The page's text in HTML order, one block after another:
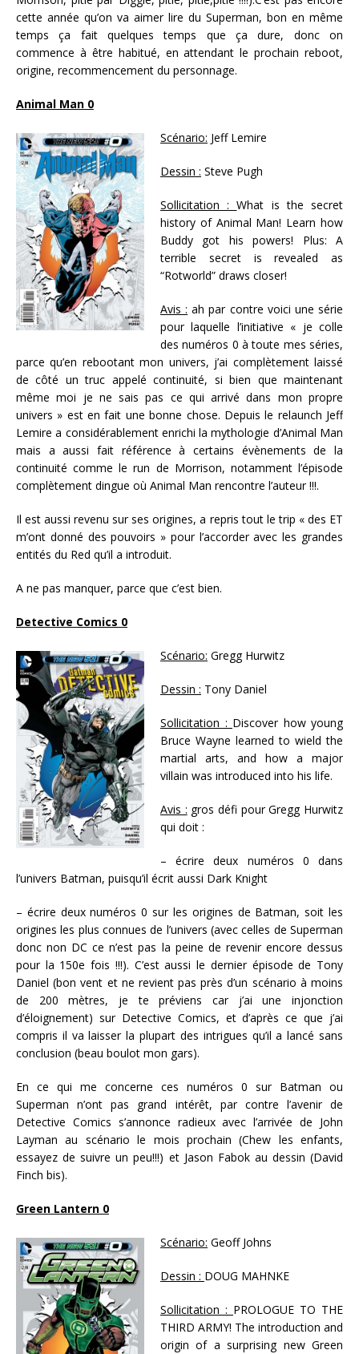
cette année qu’on va aimer lire du Superman, bon en même
temps ça fait quelques temps que ça dure, donc on
commence à être habitué, en attendant le prochain reboot,
origine, recommencement du personnage.
Animal Man 0
Scénario: Jeff Lemire
Dessin : Steve Pugh
Sollicitation :What is the secret
history of Animal Man! Learn how
Buddy got his powers! Plus: A
terrible secret is revealed as
“Rotworld” draws closer!
Avis : ah par contre voici une série
pour laquelle l’initiative « je colle
des numéros 0 à toute mes séries,
parce qu’en rebootant mon univers, j’ai complètement laissé
de côté un truc appelé continuité, si bien que maintenant
même moi je ne sais pas ce qui arrivé dans mon propre
univers » est en fait une bonne chose. Depuis le relaunch Jeff
Lemire a considérablement enrichi la mythologie d’Animal Man
mais a aussi fait référence à certains évènements de la
continuité comme le run de Morrison, notamment l’épisode
complètement dingue où Animal Man rencontre l’auteur !!!.
Il est aussi revenu sur ses origines, a repris tout le trip « des ET
m’ont donné des pouvoirs » pour l’accorder avec les grandes
entités du Red qu’il a introduit.
A ne pas manquer, parce que c’est bien.
Detective Comics 0
Scénario: Gregg Hurwitz
Dessin : Tony Daniel
Sollicitation : Discover how young
Bruce Wayne learned to wield the
martial arts, and how a major
villain was introduced into his life.
Avis : gros défi pour Gregg Hurwitz
qui doit :
– écrire deux numéros 0 dans
l’univers Batman, puisqu’il écrit aussi Dark Knight
– écrire deux numéros 0 sur les origines de Batman, soit les
origines les plus connues de l’univers (avec celles de Superman
donc non DC ce n’est pas la peine de revenir encore dessus
pour la 150e fois !!!). C’est aussi le dernier épisode de Tony
Daniel (bon vent et ne revient pas près d’un scénario à moins
de 200 mètres, je te préviens car j’ai une injonction
d’éloignement) sur Detective Comics, et d’après ce que j’ai
compris il va laisser la plupart des intrigues qu’il a lancé sans
conclusion (beau boulot mon gars).
En ce qui me concerne ces numéros 0 sur Batman ou
Superman n’ont pas grand intérêt, par contre l’avenir de
Detective Comics s’annonce radieux avec l’arrivée de John
Layman au scénario le mois prochain (Chew les enfants,
essayez de suivre un peu!!!) et Jason Fabok au dessin (David
Finch bis).
Green Lantern 0
Scénario: Geoff Johns
Dessin : DOUG MAHNKE
Sollicitation : PROLOGUE TO THE
THIRD ARMY! The introduction and
origin of a surprising new Green